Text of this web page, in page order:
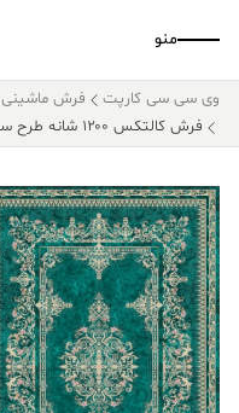
منو
وی سی سی کارپت فرش ماشینی
فرش کالتکس ۱۲۰۰ شانه طرح سیرا سبز سیر